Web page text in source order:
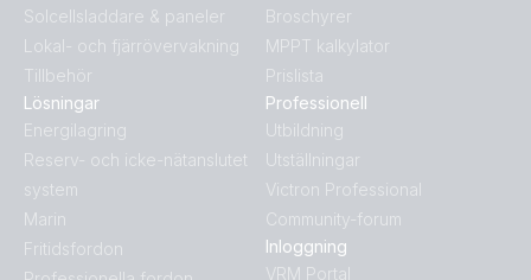
Solcellsladdare & paneler
Lokal- och fjärrövervakning
Tillbehör
Lösningar
Energilagring
Reserv- och icke-nätanslutet
system
Marin
Fritidsfordon
Broschyrer
MPPT kalkylator
Prislista
Professionell
Utbildning
Utställningar
Victron Professional
Community-forum
Inloggning
VRM Portal